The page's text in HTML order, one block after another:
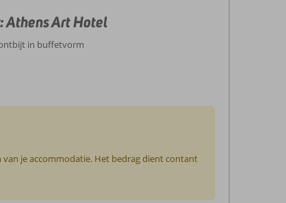
Athens Art Hotel
in buffetvorm
je accommodatie. Het bedrag dient contant